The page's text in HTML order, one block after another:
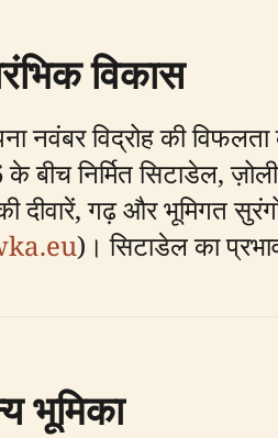
विकास
नवंबर विद्रोह की
निर्मित सिटाडेल,
दीवारें, गढ़ और भूमिगत
)। सिटाडेल का
भूमिका